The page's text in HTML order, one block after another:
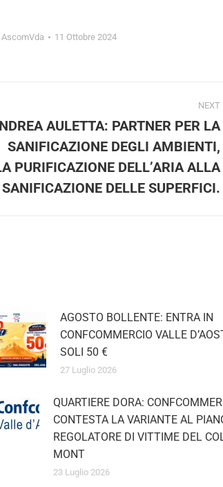
11 Ottobre 2024
NEXT
AULETTA: PARTNER PER LA
SANIFICAZIONE DEGLI AMBIENTI,
PURIFICAZIONE DELL’ARIA ALLA
SANIFICAZIONE DELLE SUPERFICI.
AGOSTO BOLLENTE: ENTRA IN
CONFCOMMERCIO VALLE
SOLI 50 €
27 Luglio 2026
QUARTIERE DORA:
CONTESTA LA VARIANTE AL PIANO
REGOLATORE DI VITTIME DEL COL
MONT
23 Luglio 2026
le convenzioni e le agevolazioni che
mail
Iscriviti